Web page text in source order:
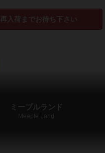
再入荷までお待ち下さい
ミープルランド
Meeple Land